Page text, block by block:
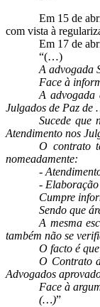
Em 15 de
com vista à
Em 17 de
“(…)
A advogada
Face à
A advogada
Julgados de Paz de
Sucede que
Atendimento nos
O contrato
nomeadamente:
-
-
Cumpre
Sendo que
A mesma
também não se
O facto é
O Contrato
Advogados
Face à
(…)”